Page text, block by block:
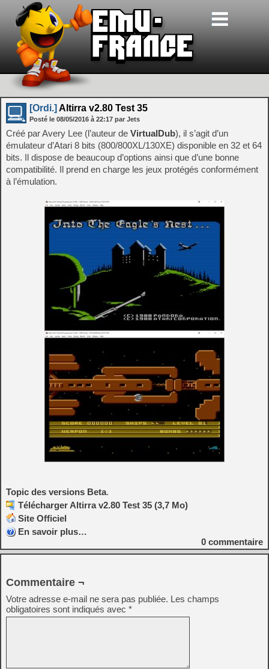
[Ordi.] Altirra v2.80 Test 35
Posté le 08/05/2016 à 22:17 par Jets
Créé par Avery Lee (l’auteur de VirtualDub), il s’agit d’un
émulateur d’Atari 8 bits (800/800XL/130XE) disponible en 32 et 64
bits. Il dispose de beaucoup d’options ainsi que d’une bonne
compatibilité. Il prend en charge les jeux protégés conformément
à l’émulation.
Topic des versions Beta.
Télécharger Altirra v2.80 Test 35 (3,7 Mo)
Site Officiel
En savoir plus…
0 commentaire
Commentaire ¬
Votre adresse e-mail ne sera pas publiée. Les champs
obligatoires sont indiqués avec *